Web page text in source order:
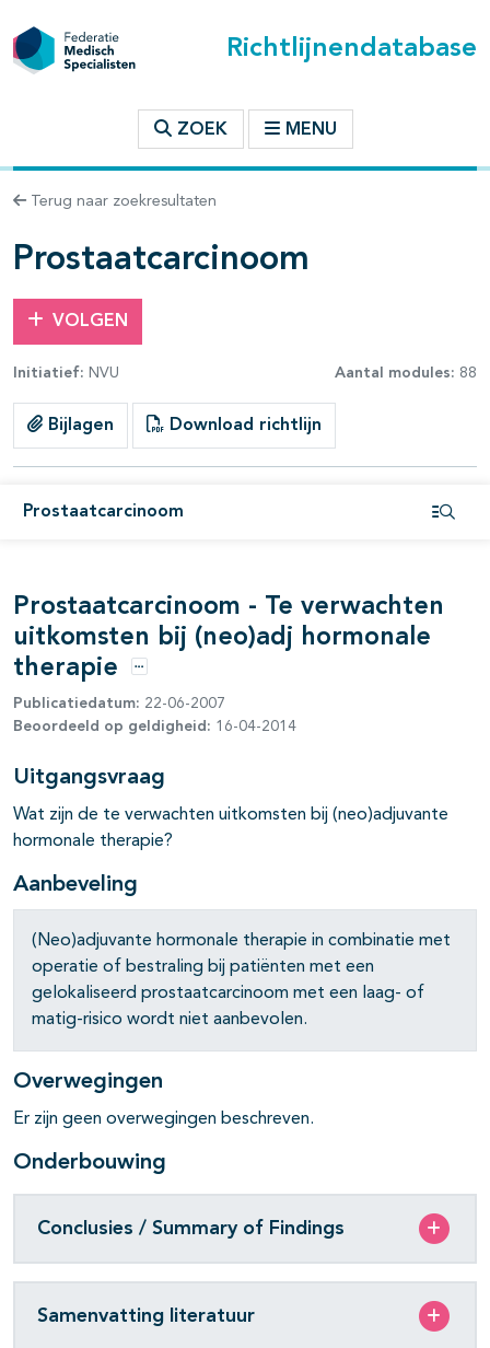
Richtlijnendatabase
ZOEK MENU
Terug naar zoekresultaten
Prostaatcarcinoom
VOLGEN
Initiatief: NVU Aantal modules: 88
Bijlagen Download richtlijn
Prostaatcarcinoom
binnen deze richtlijn
open- en dichtklappen
open- en dichtklappen
open- en dichtklappen
open- en dichtklappen
open- en dichtklappen
open- en dichtklappen
open- en dichtklappen
open- en dichtklappen
open- en dichtklappen
open- en dichtklappen
open- en dichtklappen
Prostaatcarcinoom - Te verwachten
uitkomsten bij (neo)adj hormonale
therapie
Opties
Publicatiedatum: 22-06-2007
Beoordeeld op geldigheid: 16-04-2014
Uitgangsvraag
Wat zijn de te verwachten uitkomsten bij (neo)adjuvante
hormonale therapie?
Aanbeveling
(Neo)adjuvante hormonale therapie in combinatie met
operatie of bestraling bij patiënten met een
gelokaliseerd prostaatcarcinoom met een laag- of
matig-risico wordt niet aanbevolen.
Overwegingen
Er zijn geen overwegingen beschreven.
Onderbouwing
Conclusies / Summary of Findings
Samenvatting literatuur